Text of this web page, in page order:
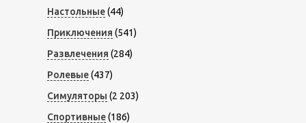
Настольные(44)
Приключения (541)
Развлечения (284)
Ролевые(437)
Симуляторы (2 203)
Спортивные(186)